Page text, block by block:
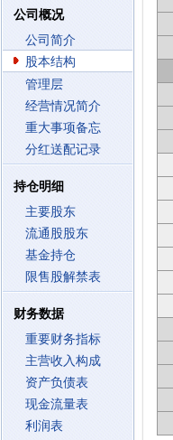
公司概况
公司简介
股本结构
管理层
经营情况简介
重大事项备忘
分红送配记录
持仓明细
主要股东
流通股股东
基金持仓
限售股解禁表
财务数据
重要财务指标
主营收入构成
资产负债表
现金流量表
利润表